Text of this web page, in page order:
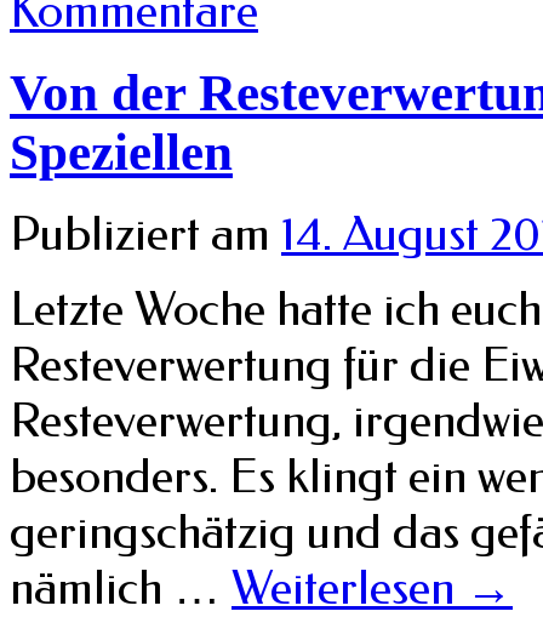
Von der
Speziellen
Publiziert am 14. August
Letzte Woche hatte ich
Resteverwertung für die
Resteverwertung,
besonders. Es klingt ein
geringschätzig und das
nämlich … Weiterlesen →